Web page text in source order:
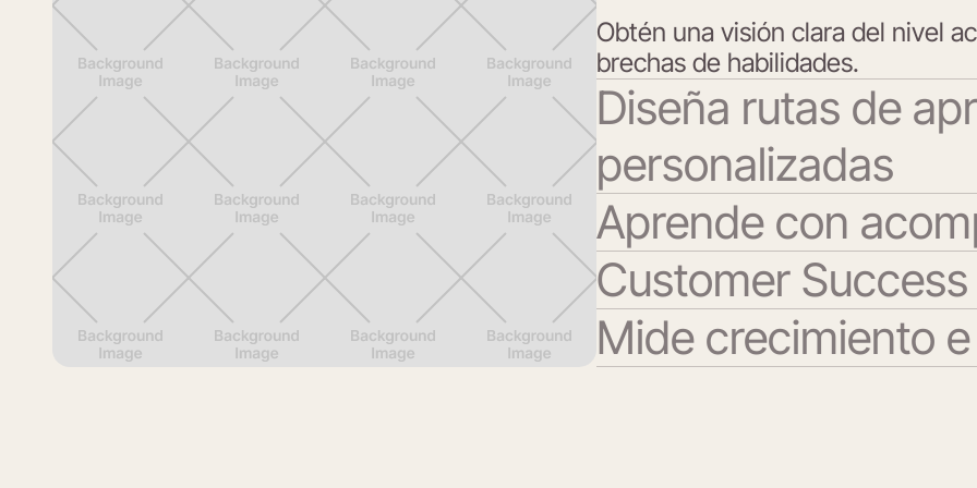
Obtén una visión clara del nivel
brechas de habilidades.
Diseña rutas de
personalizadas
Construye planes de formación
Aprende con
Sesiones en vivo, casos
Customer
Un aliado que acompaña a tu
Mide crecimiento